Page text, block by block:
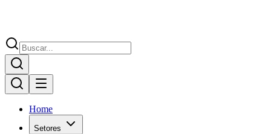
Home
Setores